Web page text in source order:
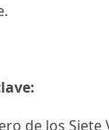
de los Siete